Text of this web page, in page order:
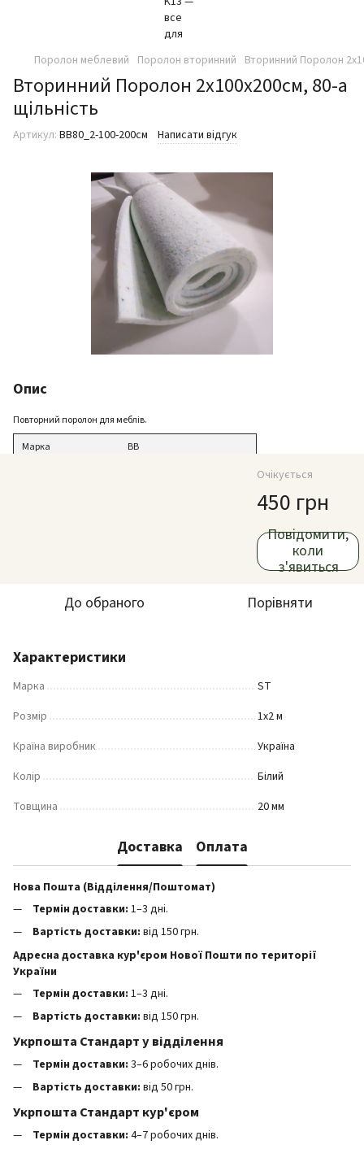
Поролон меблевий Поролон вторинний Вторинний Поролон
Вторинний Поролон 2х100х200см, 80-а
щільність
Артикул: ВВ80_2-100-200см Написати відгук
Опис
Повторний поролон для меблів.
Марка
ВВ
Очікується
450 грн
Повідомити,
коли
з'явиться
До обраного
Порівняти
Характеристики
Марка
ST
Розмір
1х2 м
Країна виробник
Україна
Колір
Білий
Товщина
20 мм
Доставка Оплата
Нова Пошта (Відділення/Поштомат)
Термін доставки: 1–3 дні.
Вартість доставки: від 150 грн.
Адресна доставка кур'єром Нової Пошти по території
України
Термін доставки: 1–3 дні.
Вартість доставки: від 150 грн.
Укрпошта Стандарт у відділення
Термін доставки: 3–6 робочих днів.
Вартість доставки: від 50 грн.
Укрпошта Стандарт кур'єром
Термін доставки: 4–7 робочих днів.